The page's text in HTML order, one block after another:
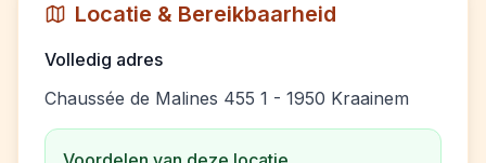
Locatie & Bereikbaarheid
Volledig adres
Chaussée de Malines 455 1 - 1950 Kraainem